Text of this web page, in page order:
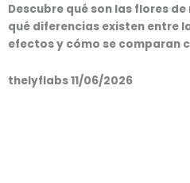
Descubre qué son las flores
qué diferencias existen entre
efectos y cómo se comparan
thelyflabs11/06/2026